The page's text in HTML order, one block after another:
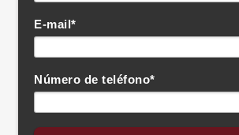
E-mail*
Número de teléfono*